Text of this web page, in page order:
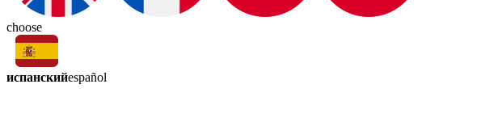
choose
испанскийespañol